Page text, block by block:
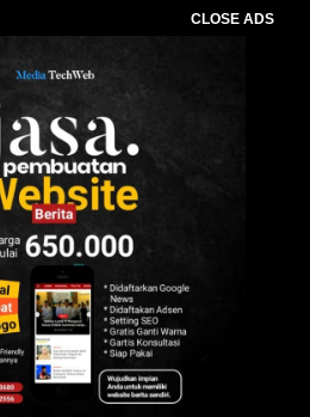
CLOSE ADS